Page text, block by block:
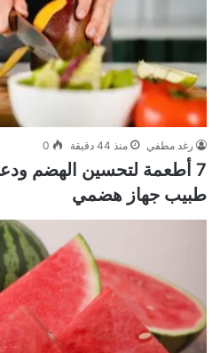
رغد مطفي منذ 44 دقيقة 0
7 أطعمة لتحسين الهضم
طبيب جهاز هضمي